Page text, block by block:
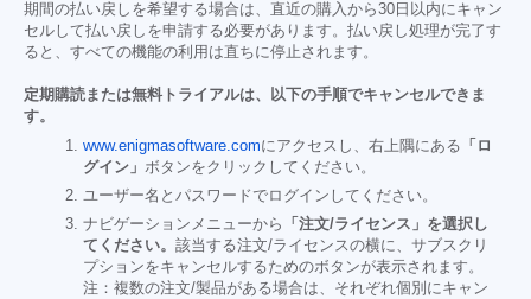
期間の払い戻しを希望する場合は、直近の購入から30日以内にキャン
セルして払い戻しを申請する必要があります。払い戻し処理が完了す
ると、すべての機能の利用は直ちに停止されます。
定期購読または無料トライアルは、以下の手順でキャンセルできま
す。
www.enigmasoftware.comにアクセスし、右上隅にある 「ロ
グイン」 ボタンをクリックしてください。
ユーザー名とパスワードでログインしてください。
ナビゲーションメニューから
「注文/ライセンス」を選択し
てください。 該当する注文/ライセンスの横に、サブスクリ
プションをキャンセルするためのボタンが表示されます。
注：複数の注文/製品がある場合は、それぞれ個別にキャン